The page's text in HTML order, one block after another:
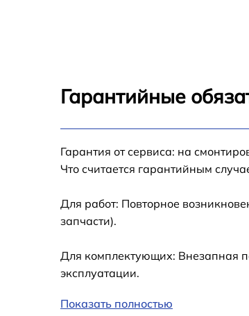
Гарантийные
Гарантия от сервиса: на
Что считается гарантийным
Для работ: Повторное
запчасти).
Для комплектующих: Внезапная
эксплуатации.
Показать полностью